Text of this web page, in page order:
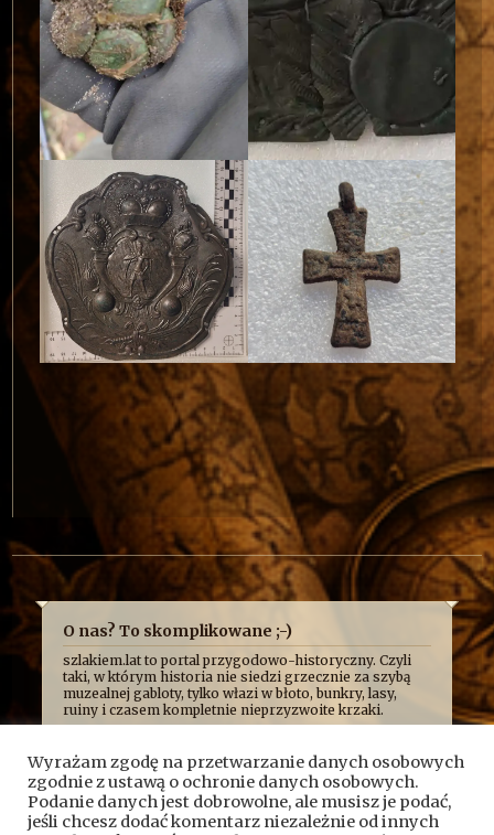
O nas? To skomplikowane ;-)
szlakiem.lat to portal przygodowo-historyczny. Czyli
taki, w którym historia nie siedzi grzecznie za szybą
muzealnej gabloty, tylko włazi w błoto, bunkry, lasy,
ruiny i czasem kompletnie nieprzyzwoite krzaki.
człowiek ma przy tym frajdę. Formalnie jesteśmy
kroniką przygód, wypraw i historycznych absurdów, z
jakimi mierzy się Fundacja Skryptorium, ale opisujemy
też przygody naszych przyjaciół. Bywa więc, że taplamy
się w bagnach, kopiemy z archeologami, przeciskamy
Wyrażam zgodę na przetwarzanie danych osobowych
zgodnie z ustawą o ochronie danych osobowych.
Podanie danych jest dobrowolne, ale musisz je podać,
jeśli chcesz dodać komentarz niezależnie od innych